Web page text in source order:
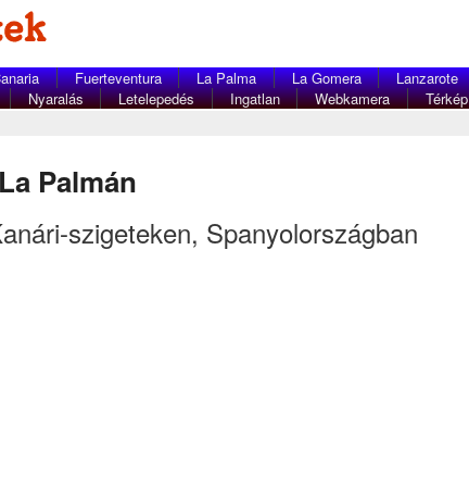
Fuerteventura La Palma La Gomera Lanzarote
Nyaralás Letelepedés Ingatlan Webkamera Térkép
Palmán
szigeteken, Spanyolországban